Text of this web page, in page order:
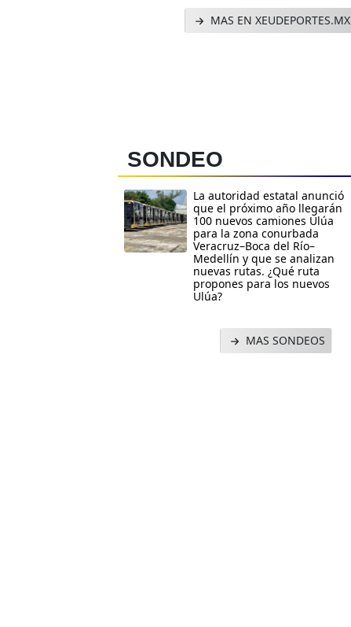
MAS EN XEUDEPORTES.MX
SONDEO
La autoridad estatal anunció
que el próximo año llegarán
100 nuevos camiones Ulúa
para la zona conurbada
Veracruz–Boca del Río–
Medellín y que se analizan
nuevas rutas. ¿Qué ruta
propones para los nuevos
Ulúa?
MAS SONDEOS